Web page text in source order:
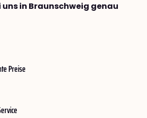
uns in Braunschweig genau
Preise